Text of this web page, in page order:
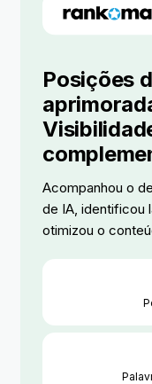
Posições
Acompanhou o
de IA, identificou
otimizou o